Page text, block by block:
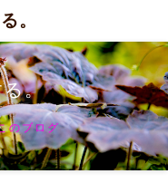
。
。
のブログ